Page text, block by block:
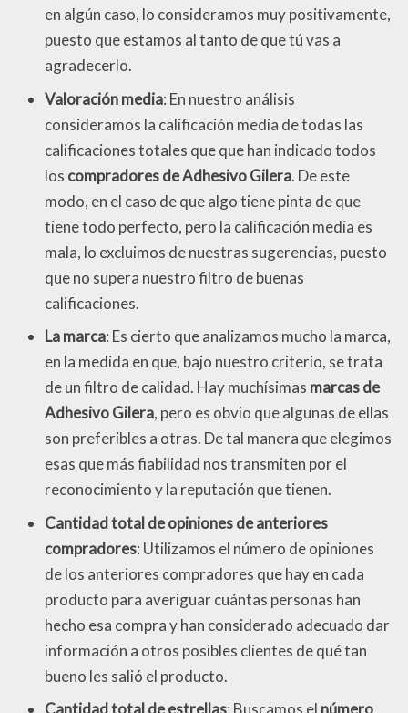
en algún caso, lo consideramos muy positivamente,
puesto que estamos al tanto de que tú vas a
agradecerlo.
Valoración media: En nuestro análisis
consideramos la calificación media de todas las
calificaciones totales que que han indicado todos
los compradores de Adhesivo Gilera. De este
modo, en el caso de que algo tiene pinta de que
tiene todo perfecto, pero la calificación media es
mala, lo excluimos de nuestras sugerencias, puesto
que no supera nuestro filtro de buenas
calificaciones.
La marca: Es cierto que analizamos mucho la marca,
en la medida en que, bajo nuestro criterio, se trata
de un filtro de calidad. Hay muchísimas marcas de
Adhesivo Gilera, pero es obvio que algunas de ellas
son preferibles a otras. De tal manera que elegimos
esas que más fiabilidad nos transmiten por el
reconocimiento y la reputación que tienen.
Cantidad total de opiniones de anteriores
compradores: Utilizamos el número de opiniones
de los anteriores compradores que hay en cada
producto para averiguar cuántas personas han
hecho esa compra y han considerado adecuado dar
información a otros posibles clientes de qué tan
bueno les salió el producto.
Cantidad total de estrellas: Buscamos el número